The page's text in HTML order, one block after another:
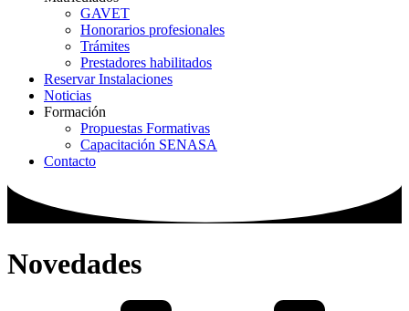
GAVET
Honorarios profesionales
Trámites
Prestadores habilitados
Reservar Instalaciones
Noticias
Formación
Propuestas Formativas
Capacitación SENASA
Contacto
Novedades